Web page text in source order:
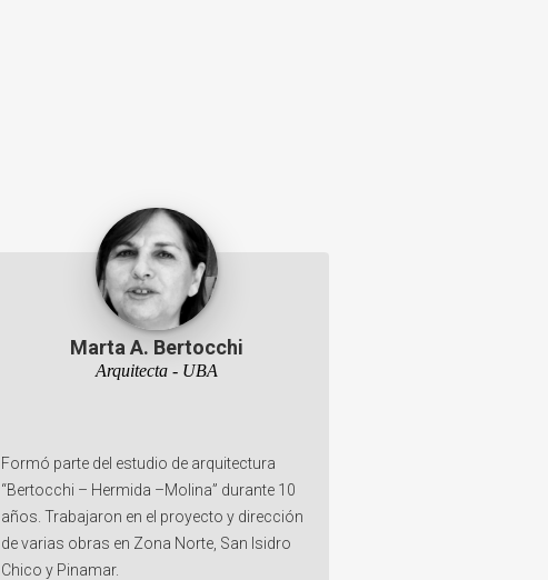
Marta A. Bertocchi
Arquitecta - UBA
Formó parte del estudio de arquitectura
“Bertocchi – Hermida –Molina” durante 10
años. Trabajaron en el proyecto y dirección
de varias obras en Zona Norte, San Isidro
Chico y Pinamar.